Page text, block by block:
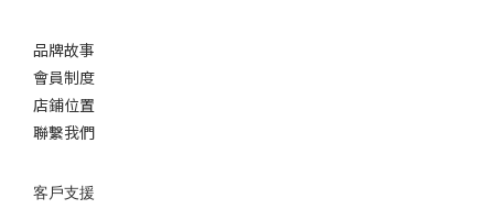
品牌故事
會員制度
店鋪位置
聯繫我們
客戶支援